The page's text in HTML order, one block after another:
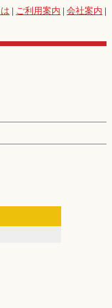
| ご利用案内 | 会社案内 |